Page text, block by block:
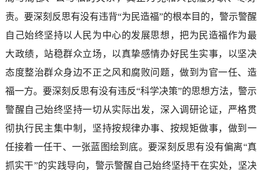
责。要深刻反思有没有违背“为民造福”的根本目的，警示警醒
自己始终坚持以人民为中心的发展思想，把为民造福作为最
大政绩，站稳群众立场，以真挚感情办好民生实事，以坚决
态度整治群众身边不正之风和腐败问题，做到为官一任、造
福一方。要深刻反思有没有违反“科学决策”的思想方法，警示
警醒自己始终坚持一切从实际出发，深入调研论证，严格贯
彻执行民主集中制，坚持按规律办事、按规矩做事，做到一
任接着一任干、一张蓝图绘到底。要深刻反思有没有偏离“真
抓实干”的实践导向，警示警醒自己始终坚持干在实处，坚决